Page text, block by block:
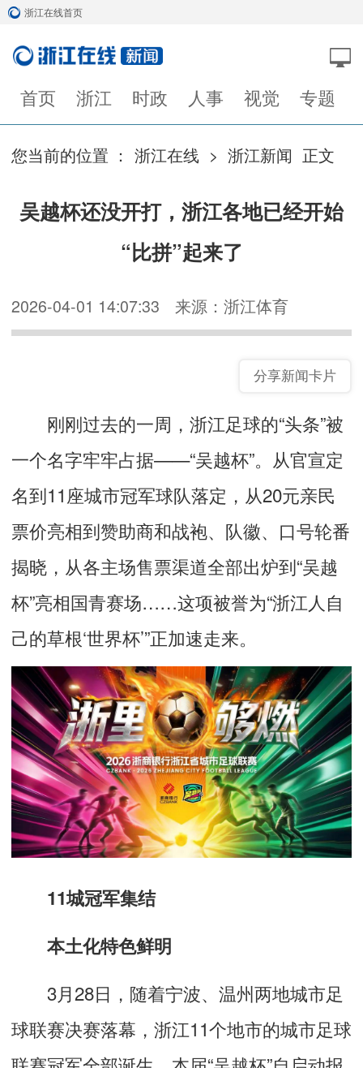
浙江在线首页
首页 浙江 时政 人事 视觉 专题
您当前的位置 ： 浙江在线 > 浙江新闻 正文
吴越杯还没开打，浙江各地已经开始
“比拼”起来了
2026-04-01 14:07:33 来源：浙江体育
分享新闻卡片
刚刚过去的一周，浙江足球的“头条”被
一个名字牢牢占据——“吴越杯”。从官宣定
名到11座城市冠军球队落定，从20元亲民
票价亮相到赞助商和战袍、队徽、口号轮番
揭晓，从各主场售票渠道全部出炉到“吴越
杯”亮相国青赛场……这项被誉为“浙江人自
己的草根‘世界杯’”正加速走来。
11城冠军集结
本土化特色鲜明
3月28日，随着宁波、温州两地城市足
球联赛决赛落幕，浙江11个地市的城市足球